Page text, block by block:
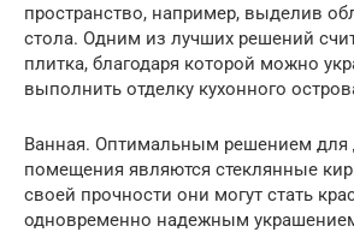
пространство, например, выделив
стола. Одним из лучших решений
плитка, благодаря которой можно
выполнить отделку кухонного
Ванная. Оптимальным решением для
помещения являются стеклянные
своей прочности они могут стать
одновременно надежным